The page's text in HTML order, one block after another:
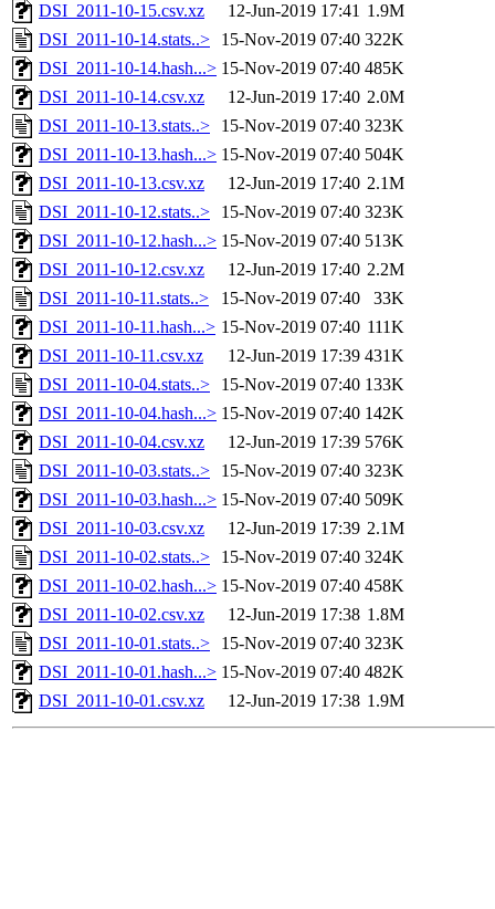
DSI_2011-10-15.csv.xz
12-Jun-2019 17:41 1.9M
DSI_2011-10-14.stats..>
15-Nov-2019 07:40 322K
DSI_2011-10-14.hash...> 15-Nov-2019 07:40 485K
DSI_2011-10-14.csv.xz
12-Jun-2019 17:40 2.0M
DSI_2011-10-13.stats..>
15-Nov-2019 07:40 323K
DSI_2011-10-13.hash...> 15-Nov-2019 07:40 504K
DSI_2011-10-13.csv.xz
12-Jun-2019 17:40 2.1M
DSI_2011-10-12.stats..>
15-Nov-2019 07:40 323K
DSI_2011-10-12.hash...> 15-Nov-2019 07:40 513K
DSI_2011-10-12.csv.xz
12-Jun-2019 17:40 2.2M
DSI_2011-10-11.stats..>
15-Nov-2019 07:40
33K
DSI_2011-10-11.hash...> 15-Nov-2019 07:40 111K
DSI_2011-10-11.csv.xz
12-Jun-2019 17:39 431K
DSI_2011-10-04.stats..>
15-Nov-2019 07:40 133K
DSI_2011-10-04.hash...> 15-Nov-2019 07:40 142K
DSI_2011-10-04.csv.xz
12-Jun-2019 17:39 576K
DSI_2011-10-03.stats..>
15-Nov-2019 07:40 323K
DSI_2011-10-03.hash...> 15-Nov-2019 07:40 509K
DSI_2011-10-03.csv.xz
12-Jun-2019 17:39 2.1M
DSI_2011-10-02.stats..>
15-Nov-2019 07:40 324K
DSI_2011-10-02.hash...> 15-Nov-2019 07:40 458K
DSI_2011-10-02.csv.xz
12-Jun-2019 17:38 1.8M
DSI_2011-10-01.stats..>
15-Nov-2019 07:40 323K
DSI_2011-10-01.hash...> 15-Nov-2019 07:40 482K
DSI_2011-10-01.csv.xz
12-Jun-2019 17:38 1.9M